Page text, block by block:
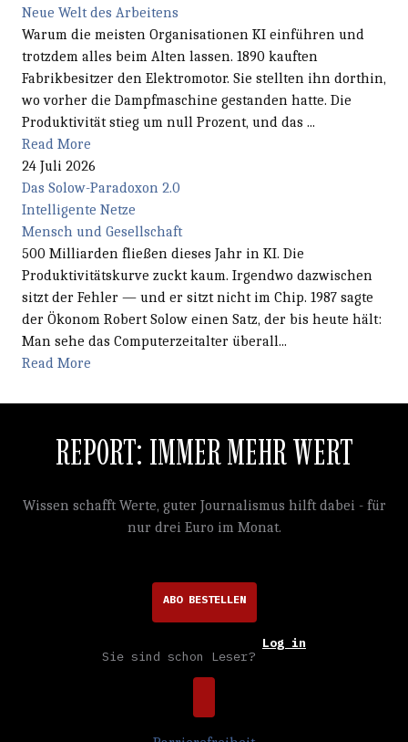
Neue Welt des Arbeitens
Warum die meisten Organisationen KI einführen und
trotzdem alles beim Alten lassen. 1890 kauften
Fabrikbesitzer den Elektromotor. Sie stellten ihn dorthin,
wo vorher die Dampfmaschine gestanden hatte. Die
Produktivität stieg um null Prozent, und das ...
Read More
24 Juli 2026
Das Solow-Paradoxon 2.0
Intelligente Netze
Mensch und Gesellschaft
500 Milliarden fließen dieses Jahr in KI. Die
Produktivitätskurve zuckt kaum. Irgendwo dazwischen
sitzt der Fehler — und er sitzt nicht im Chip. 1987 sagte
der Ökonom Robert Solow einen Satz, der bis heute hält:
Man sehe das Computerzeitalter überall...
Read More
REPORT: IMMER MEHR WERT
Wissen schafft Werte, guter Journalismus hilft dabei - für
nur drei Euro im Monat.
ABO BESTELLEN
Sie sind schon Leser?
Log in